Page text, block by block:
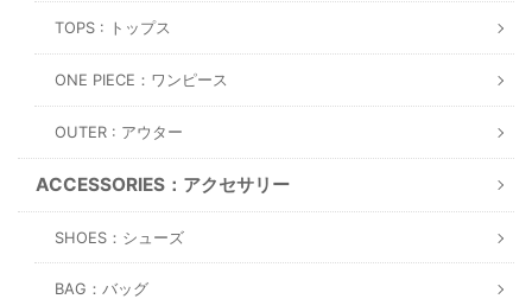
TOPS : トップス
ONE PIECE：ワンピース
OUTER : アウター
ACCESSORIES：アクセサリー
SHOES：シューズ
BAG：バッグ